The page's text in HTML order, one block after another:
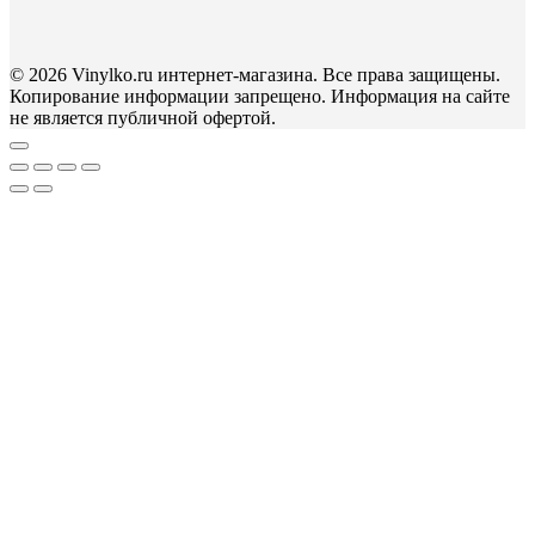
© 2026 Vinylko.ru интернет-магазина. Все права защищены.
Копирование информации запрещено. Информация на сайте
не является публичной офертой.